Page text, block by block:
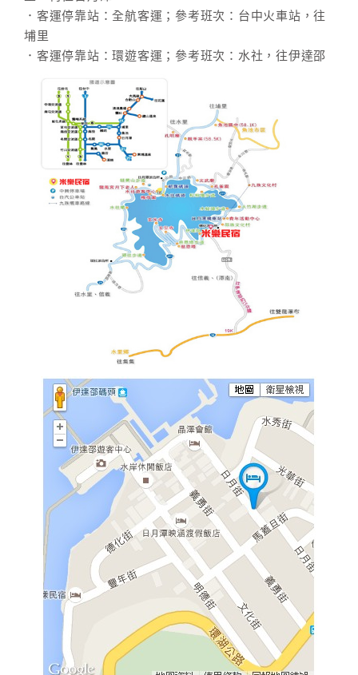
．客運停靠站：全航客運；參考班次：台中火車站，往
埔里
．客運停靠站：環遊客運；參考班次：水社，往伊達邵